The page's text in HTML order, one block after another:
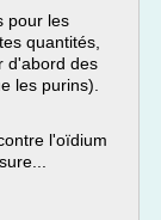
pour les
quantités,
d'abord des
les purins).
l'oïdium